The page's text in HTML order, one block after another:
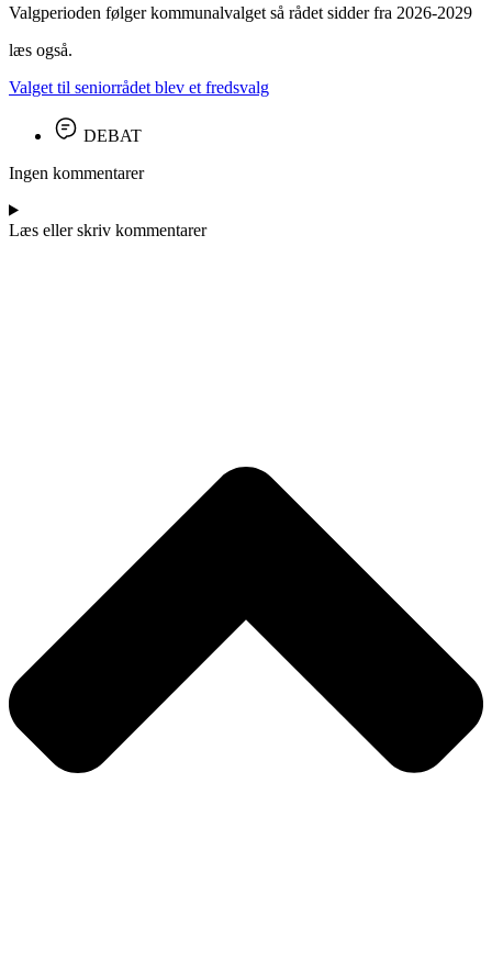
Valgperioden følger kommunalvalget så rådet sidder fra 2026-2029
læs også.
Valget til seniorrådet blev et fredsvalg
DEBAT
Ingen kommentarer
Læs eller skriv kommentarer